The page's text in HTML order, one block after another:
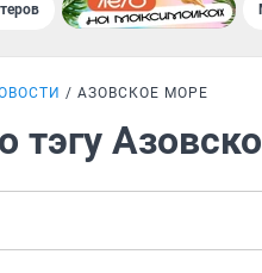
АЗОВСКОЕ МОРЕ
тэгу